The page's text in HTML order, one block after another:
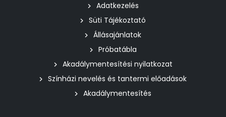
Adatkezelés
Süti Tájékoztató
Állásajánlatok
Próbatábla
Akadálymentesítési nyilatkozat
Színházi nevelés és tantermi előadások
Akadálymentesítés